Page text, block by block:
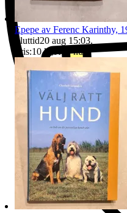
Epepe av Ferenc Karinthy,
Sluttid20 aug 15:03.
Pris:10 kr Köp nu